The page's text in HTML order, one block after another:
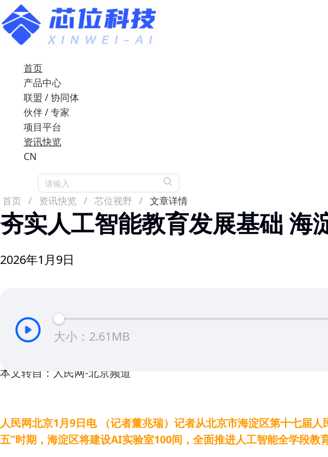
首页
产品中心
联盟 / 协同体
伙伴 / 专家
项目平台
资讯快览
CN
请输入
首页 / 资讯快览 / 芯位视野 / 文章详情
夯实人工智能教育发展基础
2026年1月9日
大小：2.61MB
本文转自：人民网-北京频道
人民网北京1月9日电 （记者董兆瑞）记者从北京市海淀区第十七届
五”时期，海淀区将建设AI实验室100间，全面推进人工智能全学段教育